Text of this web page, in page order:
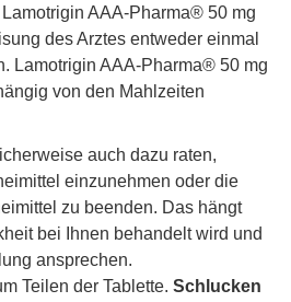
AAA-Pharma® 50 mg
des Arztes entweder einmal
Lamotrigin AAA-Pharma® 50 mg
von den Mahlzeiten
auch dazu raten,
einzunehmen oder die
zu beenden. Das hängt
bei Ihnen behandelt wird und
ansprechen.
Teilen der Tablette. Schlucken